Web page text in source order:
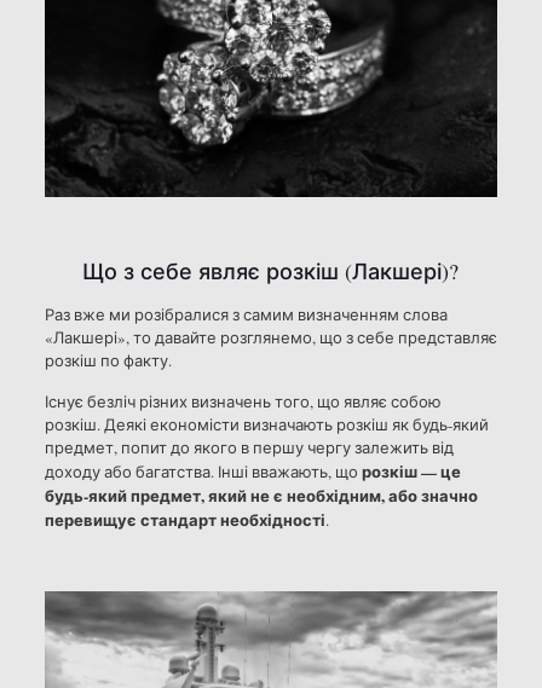
Що з себе являє розкіш (Лакшері)?
Раз вже ми розібралися з самим визначенням слова
«Лакшері», то давайте розглянемо, що з себе представляє
розкіш по факту.
Існує безліч різних визначень того, що являє собою
розкіш. Деякі економісти визначають розкіш як будь-який
предмет, попит до якого в першу чергу залежить від
доходу або багатства. Інші вважають, що розкіш — це
будь-який предмет, який не є необхідним, або значно
перевищує стандарт необхідності.